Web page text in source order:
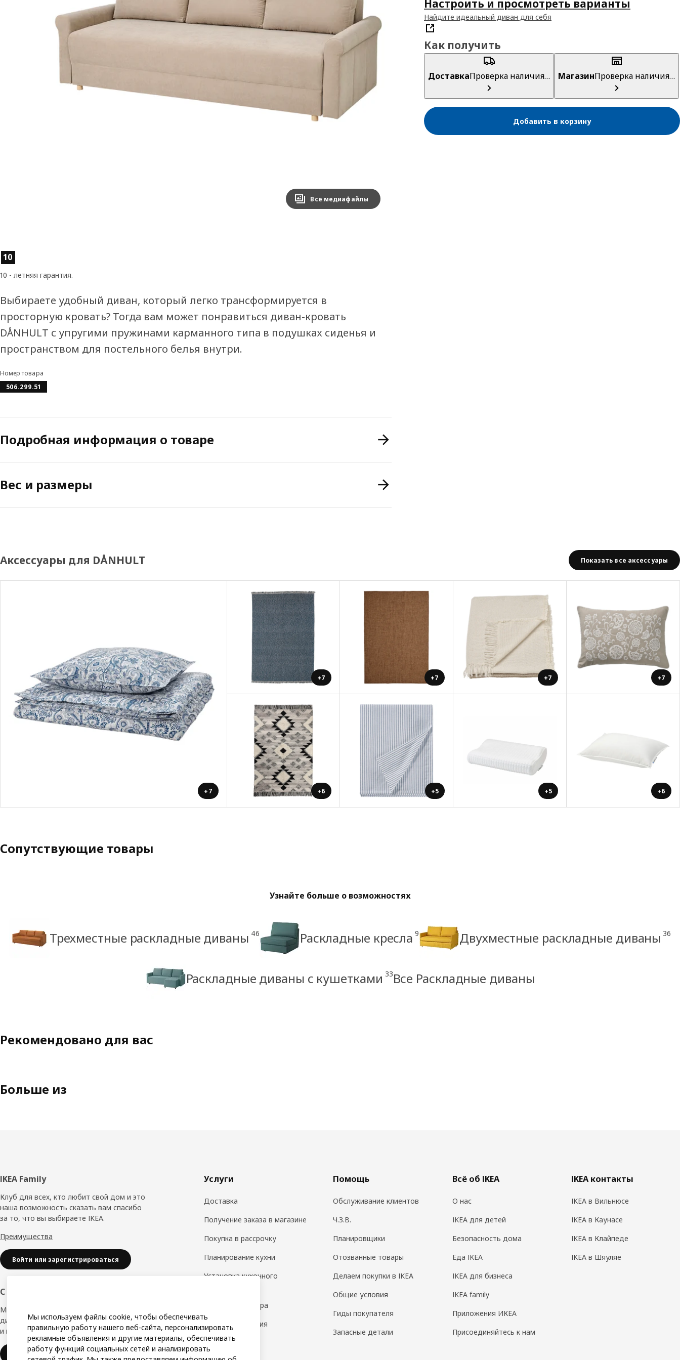
Image zoomed out, normal view
Все медиафайлы
Настроить и просмотреть варианты
Найдите идеальный диван для себя
Как получить
ДоставкаПроверка наличия… МагазинПроверка наличия…
Добавить в корзину
Характеристики товара
10
10 - летняя гарантия.
Выбираете удобный диван, который легко трансформируется в
просторную кровать? Тогда вам может понравиться диван-кровать
DÅNHULT с упругими пружинами карманного типа в подушках сиденья и
пространством для постельного белья внутри.
Номер товара
506.299.51
Подробная информация о товаре
Вес и размеры
Аксессуары для DÅNHULT Показать все аксессуары
+7
+7 +7 +7 +7
+6 +5 +5 +6
Сопутствующие товары
Узнайте больше о возможностях
Трехместные раскладные диваны 46 Раскладные кресла 9 Двухместные раскладные диваны 36
Раскладные диваны с кушетками 33Все Раскладные диваны
Рекомендовано для вас
Больше из
Нижний
колонтитул
IKEA Family
Клуб для всех, кто любит свой дом и это
наша возможность сказать вам спасибо
за то, что вы выбираете IKEA.
Преимущества
Войти или зарегистрироваться
С заботой о вашем бизнесе
Мы в IKEA, предлагаем безупречный
дизайн, вариации стилей, отличные цены
и надёжное качество.
IKEA для бизнеса
Услуги
Доставка
Получение заказа в магазине
Покупка в рассрочку
Планирование кухни
Установка кухонного
Дизайн интерьера
Замер помещения
Сборка
Помощь
Обслуживание клиентов
Ч.З.В.
Планировщики
Отозванные товары
Делаем покупки в IKEA
Общие условия
Гиды покупателя
Запасные детали
Всё об IKEA
О нас
IKEA для детей
Безопасность дома
Еда IKEA
IKEA для бизнеса
IKEA family
Приложения ИКЕА
Присоединяйтесь к нам
IKEA контакты
IKEA в Вильнюсе
IKEA в Каунасе
IKEA в Клайпеде
IKEA в Шяуляе
Мы используем файлы cookie, чтобы обеспечивать
правильную работу нашего веб-сайта, персонализировать
рекламные объявления и другие материалы, обеспечивать
работу функций социальных сетей и анализировать